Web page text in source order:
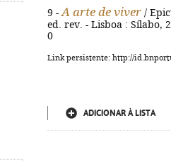
9 - A arte de viver /
ed. rev. - Lisboa : Sílabo,
0
Link persistente: http://
ADICIONAR À LISTA